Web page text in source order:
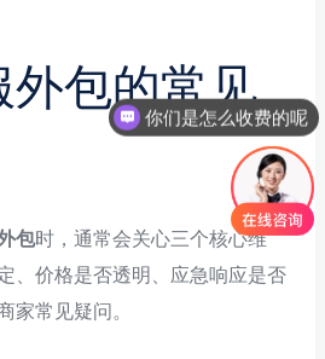
外包的常见
包时，通常会关心三个核心维
、价格是否透明、应急响应是否
家常见疑问。
你们是怎么收费的呢